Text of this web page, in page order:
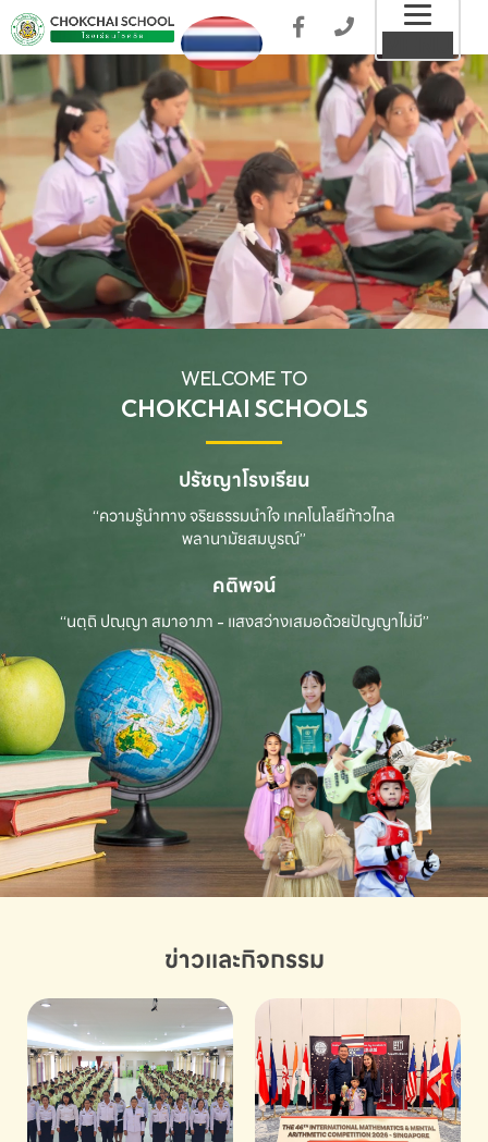
WELCOME TO
CHOKCHAI SCHOOLS
ปรัชญาโรงเรียน
“ความรู้นำทาง จริยธรรมนำใจ เทคโนโลยีก้าวไกล
พลานามัยสมบูรณ์”
คติพจน์
“นตฺถิ ปณฺญา สมาอาภา - แสงสว่างเสมอด้วยปัญญาไม่มี”
ข่าวและกิจกรรม